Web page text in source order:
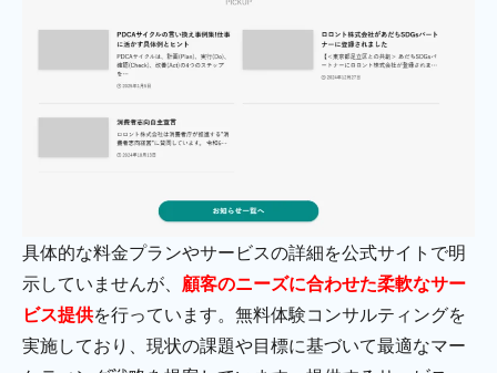
具体的な料金プランやサービスの詳細を公式サイトで明
示していませんが、 顧客のニーズに合わせた柔軟なサー
ビス提供を行っています。無料体験コンサルティングを
実施しており、現状の課題や目標に基づいて最適なマー